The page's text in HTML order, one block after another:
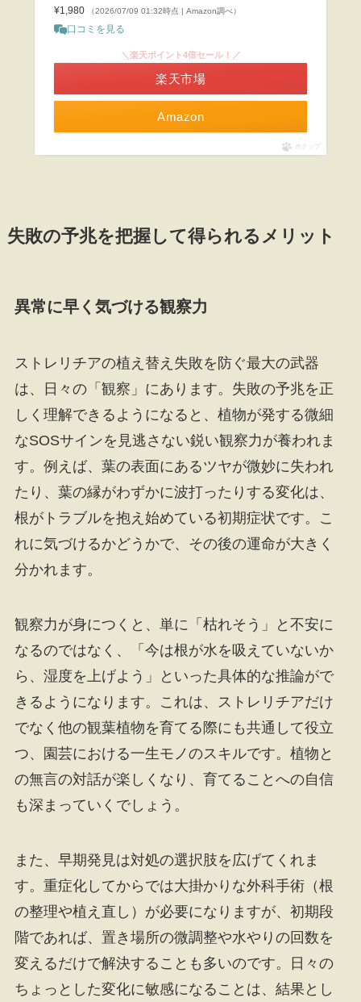
¥1,980
（2026/07/09 01:32時点 | Amazon調べ）
口コミを見る
Amazon
＼楽天ポイント4倍セール！／
楽天市場
ポチップ
失敗の予兆を把握して得られるメリット
異常に早く気づける観察力
ストレリチアの植え替え失敗を防ぐ最大の武器
は、日々の「観察」にあります。失敗の予兆を正
しく理解できるようになると、植物が発する微細
なSOSサインを見逃さない鋭い観察力が養われま
す。例えば、葉の表面にあるツヤが微妙に失われ
たり、葉の縁がわずかに波打ったりする変化は、
根がトラブルを抱え始めている初期症状です。こ
れに気づけるかどうかで、その後の運命が大きく
分かれます。
観察力が身につくと、単に「枯れそう」と不安に
なるのではなく、「今は根が水を吸えていないか
ら、湿度を上げよう」といった具体的な推論がで
きるようになります。これは、ストレリチアだけ
でなく他の観葉植物を育てる際にも共通して役立
つ、園芸における一生モノのスキルです。植物と
の無言の対話が楽しくなり、育てることへの自信
も深まっていくでしょう。
また、早期発見は対処の選択肢を広げてくれま
す。重症化してからでは大掛かりな外科手術（根
の整理や植え直し）が必要になりますが、初期段
階であれば、置き場所の微調整や水やりの回数を
変えるだけで解決することも多いのです。日々の
ちょっとした変化に敏感になることは、結果とし